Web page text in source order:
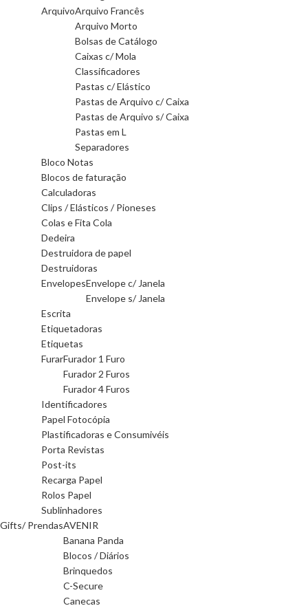
ArquivoArquivo Francês
Arquivo Morto
Bolsas de Catálogo
Caixas c/ Mola
Classificadores
Pastas c/ Elástico
Pastas de Arquivo c/ Caixa
Pastas de Arquivo s/ Caixa
Pastas em L
Separadores
Bloco Notas
Blocos de faturação
Calculadoras
Clips / Elásticos / Pioneses
Colas e Fita Cola
Dedeira
Destruidora de papel
Destruidoras
EnvelopesEnvelope c/ Janela
Envelope s/ Janela
Escrita
Etiquetadoras
Etiquetas
FurarFurador 1 Furo
Furador 2 Furos
Furador 4 Furos
Identificadores
Papel Fotocópia
Plastificadoras e Consumivéis
Porta Revistas
Post-its
Recarga Papel
Rolos Papel
Sublinhadores
Gifts/ PrendasAVENIR
Banana Panda
Blocos / Diários
Brinquedos
C-Secure
Canecas